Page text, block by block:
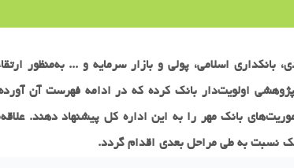
اسلامی، پولی و بازار سرمایه و ... به‌منظور
اولویت‌دار بانک کرده که در ادامه فهرست آن
بانک مهر را به این اداره کل پیشنهاد دهند.
نسبت به طی مراحل بعدی اقدام گردد.